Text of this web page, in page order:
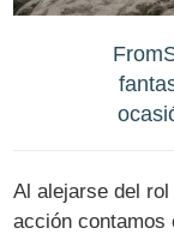
Al alejarse del
acción contamos